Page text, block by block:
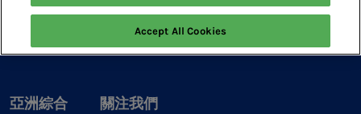
亞洲綜合
關注我們
Accept All Cookies